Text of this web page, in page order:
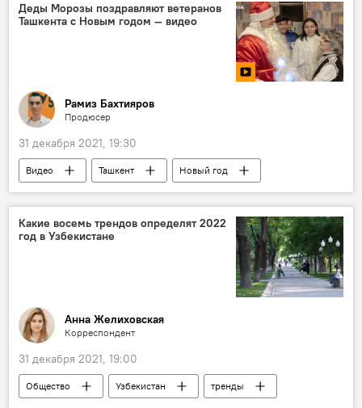
Деды Морозы поздравляют ветеранов
Ташкента с Новым годом — видео
Рамиз Бахтияров
Продюсер
31 декабря 2021, 19:30
Видео Ташкент
Новый год
Дед Мороз
ветераны
Какие восемь трендов определят 2022
год в Узбекистане
Анна Желиховская
Корреспондент
31 декабря 2021, 19:00
Общество Узбекистан тренды